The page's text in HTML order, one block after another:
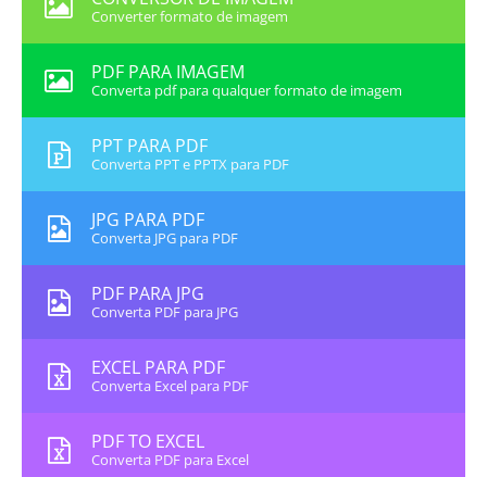
Converter formato de imagem
PDF PARA IMAGEM
Converta pdf para qualquer formato de imagem
PPT PARA PDF
Converta PPT e PPTX para PDF
JPG PARA PDF
Converta JPG para PDF
PDF PARA JPG
Converta PDF para JPG
EXCEL PARA PDF
Converta Excel para PDF
PDF TO EXCEL
Converta PDF para Excel